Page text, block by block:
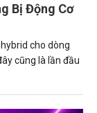
Bị Động Cơ
cho dòng
cũng là lần đầu